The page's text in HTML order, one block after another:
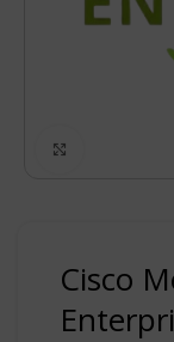
Cisco